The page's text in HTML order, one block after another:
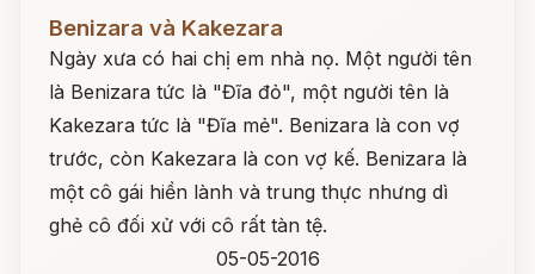
Benizara và Kakezara
Ngày xưa có hai chị em nhà nọ. Một người tên
là Benizara tức là "Đĩa đỏ", một người tên là
Kakezara tức là "Đĩa mẻ". Benizara là con vợ
trước, còn Kakezara là con vợ kế. Benizara là
một cô gái hiền lành và trung thực nhưng dì
ghẻ cô đối xử với cô rất tàn tệ.
05-05-2016